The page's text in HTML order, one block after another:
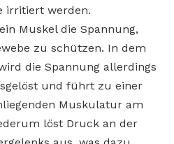
irritiert werden.
Muskel die Spannung,
zu schützen. In dem
die Spannung allerdings
und führt zu einer
Muskulatur am
löst Druck an der